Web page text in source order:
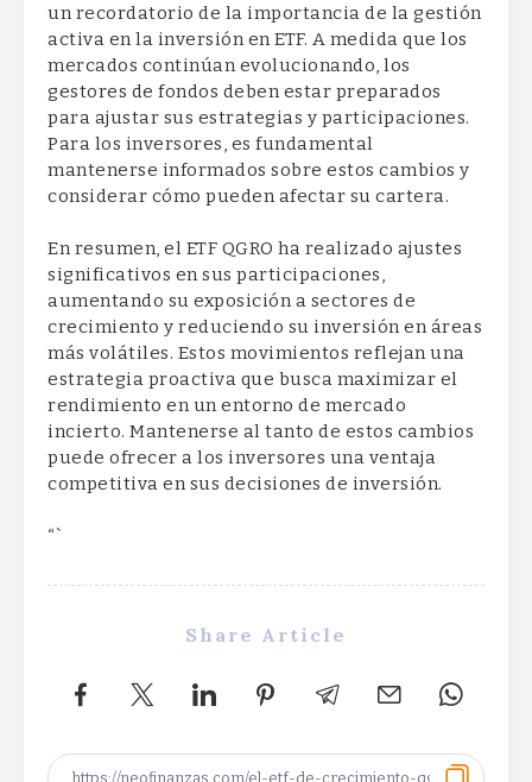
un recordatorio de la importancia de la gestión
activa en la inversión en ETF. A medida que los
mercados continúan evolucionando, los
gestores de fondos deben estar preparados
para ajustar sus estrategias y participaciones.
Para los inversores, es fundamental
mantenerse informados sobre estos cambios y
considerar cómo pueden afectar su cartera.
En resumen, el ETF QGRO ha realizado ajustes
significativos en sus participaciones,
aumentando su exposición a sectores de
crecimiento y reduciendo su inversión en áreas
más volátiles. Estos movimientos reflejan una
estrategia proactiva que busca maximizar el
rendimiento en un entorno de mercado
incierto. Mantenerse al tanto de estos cambios
puede ofrecer a los inversores una ventaja
competitiva en sus decisiones de inversión.
“`
Share Article